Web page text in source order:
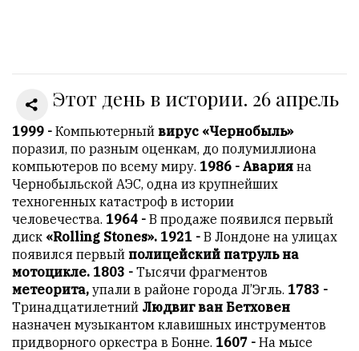
1
Гостей:
Пользователей:
0
НАШИ
ПРАВИЛА
Тонкие
материалы
для
независимо
мыслящих.
Этот день в истории. 26 апрель
1999 - Компьютерный вирус «Чернобыль»
поразил, по разным оценкам, до полумиллиона
компьютеров по всему миру. 1986 - Авария на
Чернобыльской АЭС, одна из крупнейших
техногенных катастроф в истории
человечества. 1964 - В продаже появился первый
диск «Rolling Stones». 1921 - В Лондоне на улицах
появился первый полицейский патруль на
мотоцикле. 1803 - Тысячи фрагментов
метеорита, упали в районе города Л’Эгль. 1783 -
Тринадцатилетний Людвиг ван Бетховен
назначен музыкантом клавишных инструментов
придворного оркестра в Бонне. 1607 - На мысе